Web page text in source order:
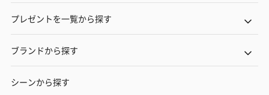
プレゼントを一覧から探す
ブランドから探す
シーンから探す